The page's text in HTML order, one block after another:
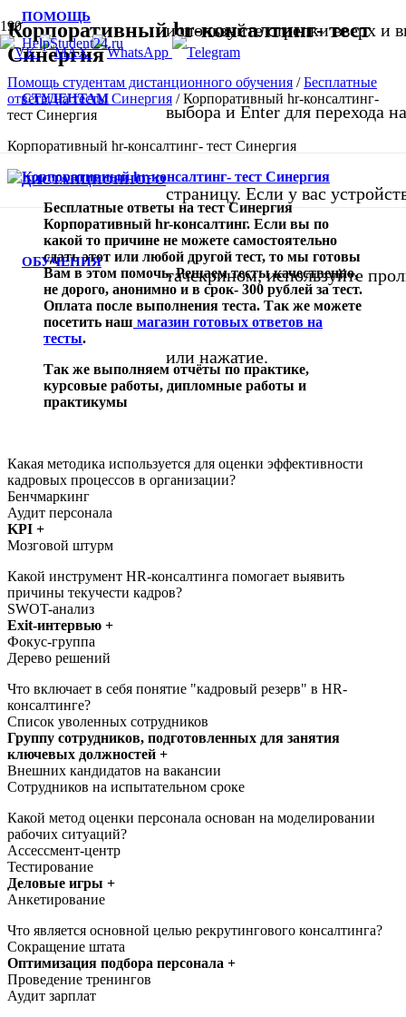
ПОМОЩЬ
СТУДЕНТАМ
ДИСТАНЦИОННОГО
ОБУЧЕНИЯ
используйте стрелки вверх и
выбора и Enter для перехода
страницу. Если у вас
тачскрином, используйте
или нажатие.
Корпоративный hr-консалтинг- тест
Синергия
Помощь студентам дистанционного обучения /Бесплатные
ответы на тесты Синергия /Корпоративный hr-консалтинг-
тест Синергия
Корпоративный hr-консалтинг- тест Синергия
Бесплатные ответы на тест Синергия
Корпоративный hr-консалтинг. Если вы по
какой то причине не можете самостоятельно
сдать этот или любой другой тест, то мы готовы
Вам в этом помочь. Решаем тесты качественно,
не дорого, анонимно и в срок- 300 рублей за тест.
Оплата после выполнения теста. Так же можете
посетить наш магазин готовых ответов на
тесты.
Так же выполняем отчёты по практике,
курсовые работы, дипломные работы и
практикумы
Какая методика используется для оценки эффективности
кадровых процессов в организации?
Бенчмаркинг
Аудит персонала
KPI +
Мозговой штурм
Какой инструмент HR-консалтинга помогает выявить
причины текучести кадров?
SWOT-анализ
Exit-интервью +
Фокус-группа
Дерево решений
Что включает в себя понятие "кадровый резерв" в HR-
консалтинге?
Список уволенных сотрудников
Группу сотрудников, подготовленных для занятия
ключевых должностей +
Внешних кандидатов на вакансии
Сотрудников на испытательном сроке
Какой метод оценки персонала основан на моделировании
рабочих ситуаций?
Ассессмент-центр
Тестирование
Деловые игры +
Анкетирование
Что является основной целью рекрутингового консалтинга?
Сокращение штата
Оптимизация подбора персонала +
Проведение тренингов
Аудит зарплат